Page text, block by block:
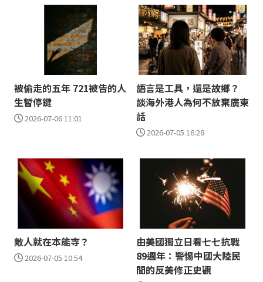
被偷走的五年 721被告的人
生暫停鍵
2026-07-06 11:01
語言是工具，還是故鄉？
談海外港人為何不放棄廣東
話
2026-07-05 16:28
敵人就在本能寺？
2026-07-05 10:54
由美國獨立日看七七抗戰
89週年：警惕中國大陸民
間的反美修正史觀